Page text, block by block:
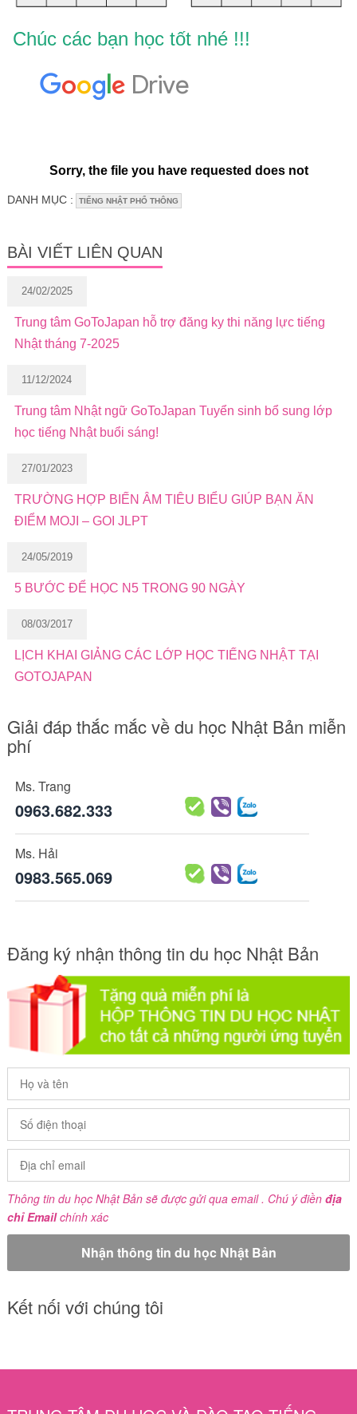
Chúc các bạn học tốt nhé !!!
DANH MỤC : TIẾNG NHẬT PHỔ THÔNG
BÀI VIẾT LIÊN QUAN
24/02/2025
Trung tâm GoToJapan hỗ trợ đăng ky thi năng lực tiếng
Nhật tháng 7-2025
11/12/2024
Trung tâm Nhật ngữ GoToJapan Tuyển sinh bổ sung lớp
học tiếng Nhật buổi sáng!
27/01/2023
TRƯỜNG HỢP BIẾN ÂM TIÊU BIỂU GIÚP BẠN ĂN
ĐIỂM MOJI – GOI JLPT
24/05/2019
5 BƯỚC ĐỂ HỌC N5 TRONG 90 NGÀY
08/03/2017
LỊCH KHAI GIẢNG CÁC LỚP HỌC TIẾNG NHẬT TẠI
GOTOJAPAN
Giải đáp thắc mắc về du học Nhật Bản miễn
phí
Ms. Trang
0963.682.333
Ms. Hải
0983.565.069
Đăng ký nhận thông tin du học Nhật Bản
Thông tin du học Nhật Bản sẽ được gửi qua email . Chú ý điền địa
chỉ Emailchính xác
Kết nối với chúng tôi